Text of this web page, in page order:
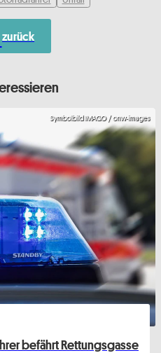
zurück
Symbolbild IMAGO / onw-images
befährt Rettungsgasse